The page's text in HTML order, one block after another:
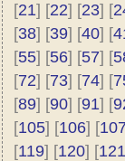
[21] [22] [23] [
[38] [39] [40] [
[55] [56] [57] [
[72] [73] [74] [
[89] [90] [91] [
[105] [106] [
[119] [120] [121